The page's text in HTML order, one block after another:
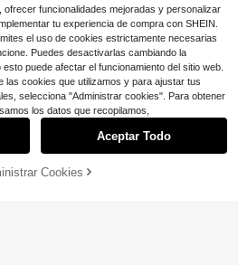
producto está agotado.
stock Ver todo
AGOTADO
funcionalidades mejoradas y personalizar
tu experiencia de compra con SHEIN.
el uso de cookies estrictamente necesarias
Puedes desactivarlas cambiando la
puede afectar el funcionamiento del sitio web.
las cookies que utilizamos y para ajustar tus
selecciona "Administrar cookies". Para obtener
los datos que recopilamos,
Aceptar Todo
Cookies